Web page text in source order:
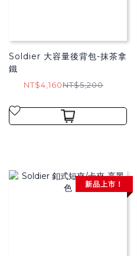
Soldier 大容量後背包-抹茶拿
鐵
NT$4,160NT$5,200
新品上市！